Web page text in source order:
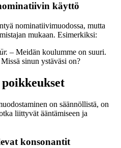
käyttö
nominatiivimuodossa, mutta
mukaan. Esimerkiksi:
– Meidän koulumme on suuri.
sinun ystäväsi on?
on säännöllistä, on
liittyvät ääntämiseen ja
konsonantit